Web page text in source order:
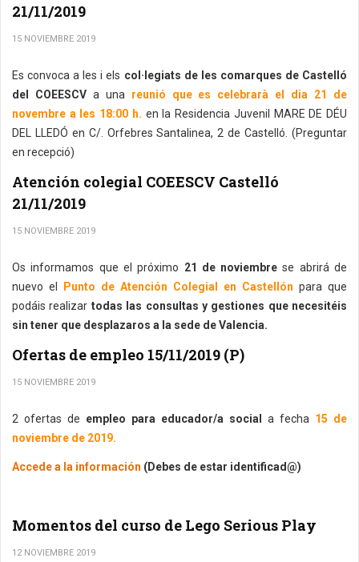
21/11/2019
15 NOVIEMBRE 2019
Es convoca a les i els col·legiats de les comarques de Castelló
del COEESCV a una reunió que es celebrarà el dia 21 de
novembre a les 18:00 h. en la Residencia Juvenil MARE DE DÉU
DEL LLEDÓ en C/. Orfebres Santalinea, 2 de Castelló. (Preguntar
en recepció)
Atención colegial COEESCV Castelló
21/11/2019
15 NOVIEMBRE 2019
Os informamos que el próximo 21 de noviembrese abrirá de
nuevo el
Punto de Atención Colegial en Castellón para que
podáis realizar todas las consultas y gestiones que necesitéis
sin tener que desplazaros a la sede de Valencia.
Ofertas de empleo 15/11/2019 (P)
15 NOVIEMBRE 2019
2 ofertas de empleo para educador/a social a fecha 15 de
noviembre de 2019.
Accede a la información (Debes de estar identificad@)
Momentos del curso de Lego Serious Play
12 NOVIEMBRE 2019